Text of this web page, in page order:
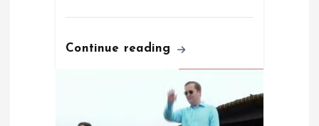
Continue reading